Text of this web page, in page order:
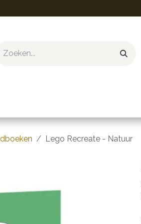
Lego Recreate - Natuur